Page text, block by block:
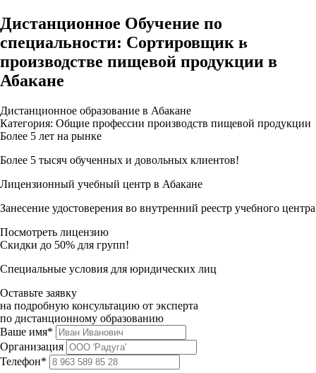
Дистанционное Обучение по
специальности: Сортировщик в
производстве пищевой продукции в
Абакане
Дистанционное образование в Абакане
Категория: Общие профессии производств пищевой продукции
Более 5 лет на рынке
Более 5 тысяч обученных и довольных клиентов!
Лицензионный учебный центр в Абакане
Занесение удостоверения во внутренний реестр учебного центра
Посмотреть лицензию
Скидки до 50% для групп!
Специальные условия для юридических лиц
Оставьте заявку
на подробную консультацию от эксперта
по дистанционному образованию
Ваше имя*
Организация
Телефон*